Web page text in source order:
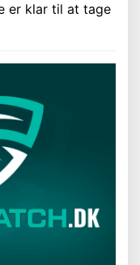
er klar til at tage